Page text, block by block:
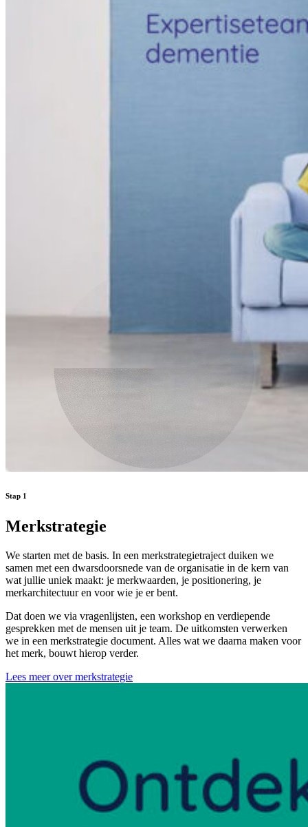
Stap 1
Merkstrategie
We starten met de basis. In een merkstrategietraject duiken we
samen met een dwarsdoorsnede van de organisatie in de kern van
wat jullie uniek maakt: je merkwaarden, je positionering, je
merkarchitectuur en voor wie je er bent.
Dat doen we via vragenlijsten, een workshop en verdiepende
gesprekken met de mensen uit je team. De uitkomsten verwerken
we in een merkstrategie document. Alles wat we daarna maken voor
het merk, bouwt hierop verder.
Lees meer over merkstrategie